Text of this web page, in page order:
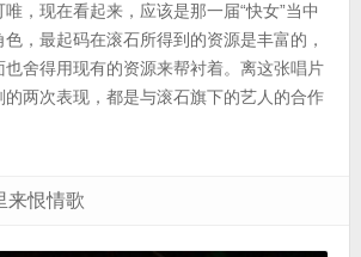
，现在看起来，应该是那一届“快女”当中
，最起码在滚石所得到的资源是丰富的，
舍得用现有的资源来帮衬着。离这张唱片
的两次表现，都是与滚石旗下的艺人的合作
来恨情歌